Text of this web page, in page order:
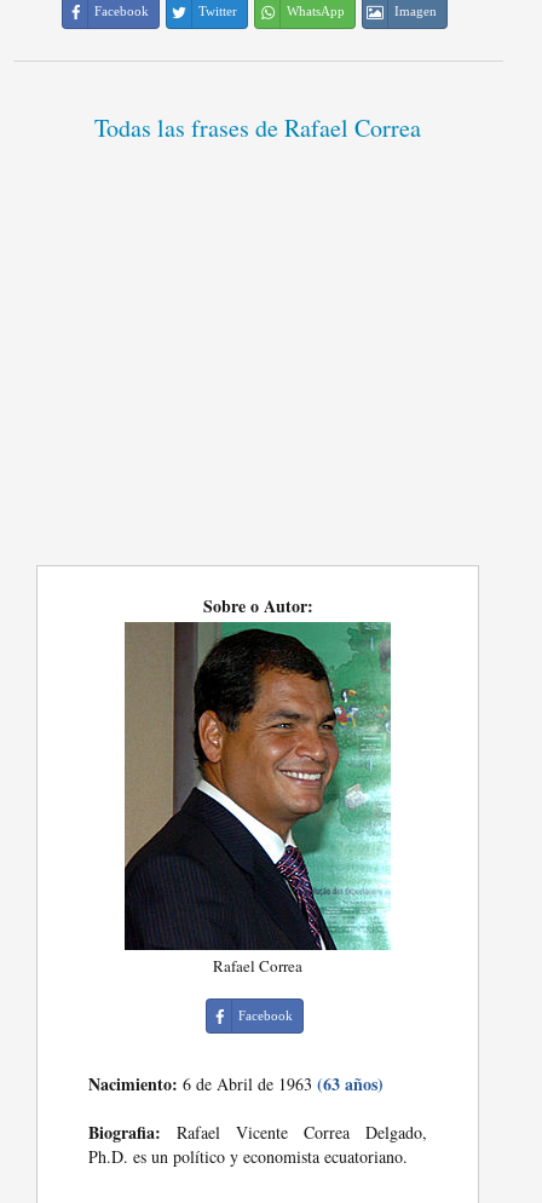
Facebook Twitter WhatsApp Imagen
Todas las frases de Rafael Correa
Sobre o Autor:
Rafael Correa
Facebook
Nacimiento: 6 de Abril de 1963(63 años)
Biografia: Rafael Vicente Correa Delgado,
Ph.D. es un político y economista ecuatoriano.